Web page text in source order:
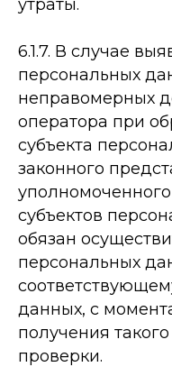
утраты.
6.1.7. В случае
персональных
неправомерных
оператора при
субъекта
законного
субъектов
обязан
персональных
данных, с
получения
проверки.